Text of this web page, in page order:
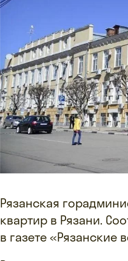
Рязанская
квартир в Рязани.
в газете «Рязанские